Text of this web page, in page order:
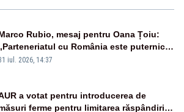
Rubio, mesaj pentru Oana Țoiu:
cu România este puternic
prețuit”
iul. 2026, 14:37
a votat pentru introducerea de
ferme pentru limitarea răspândirii